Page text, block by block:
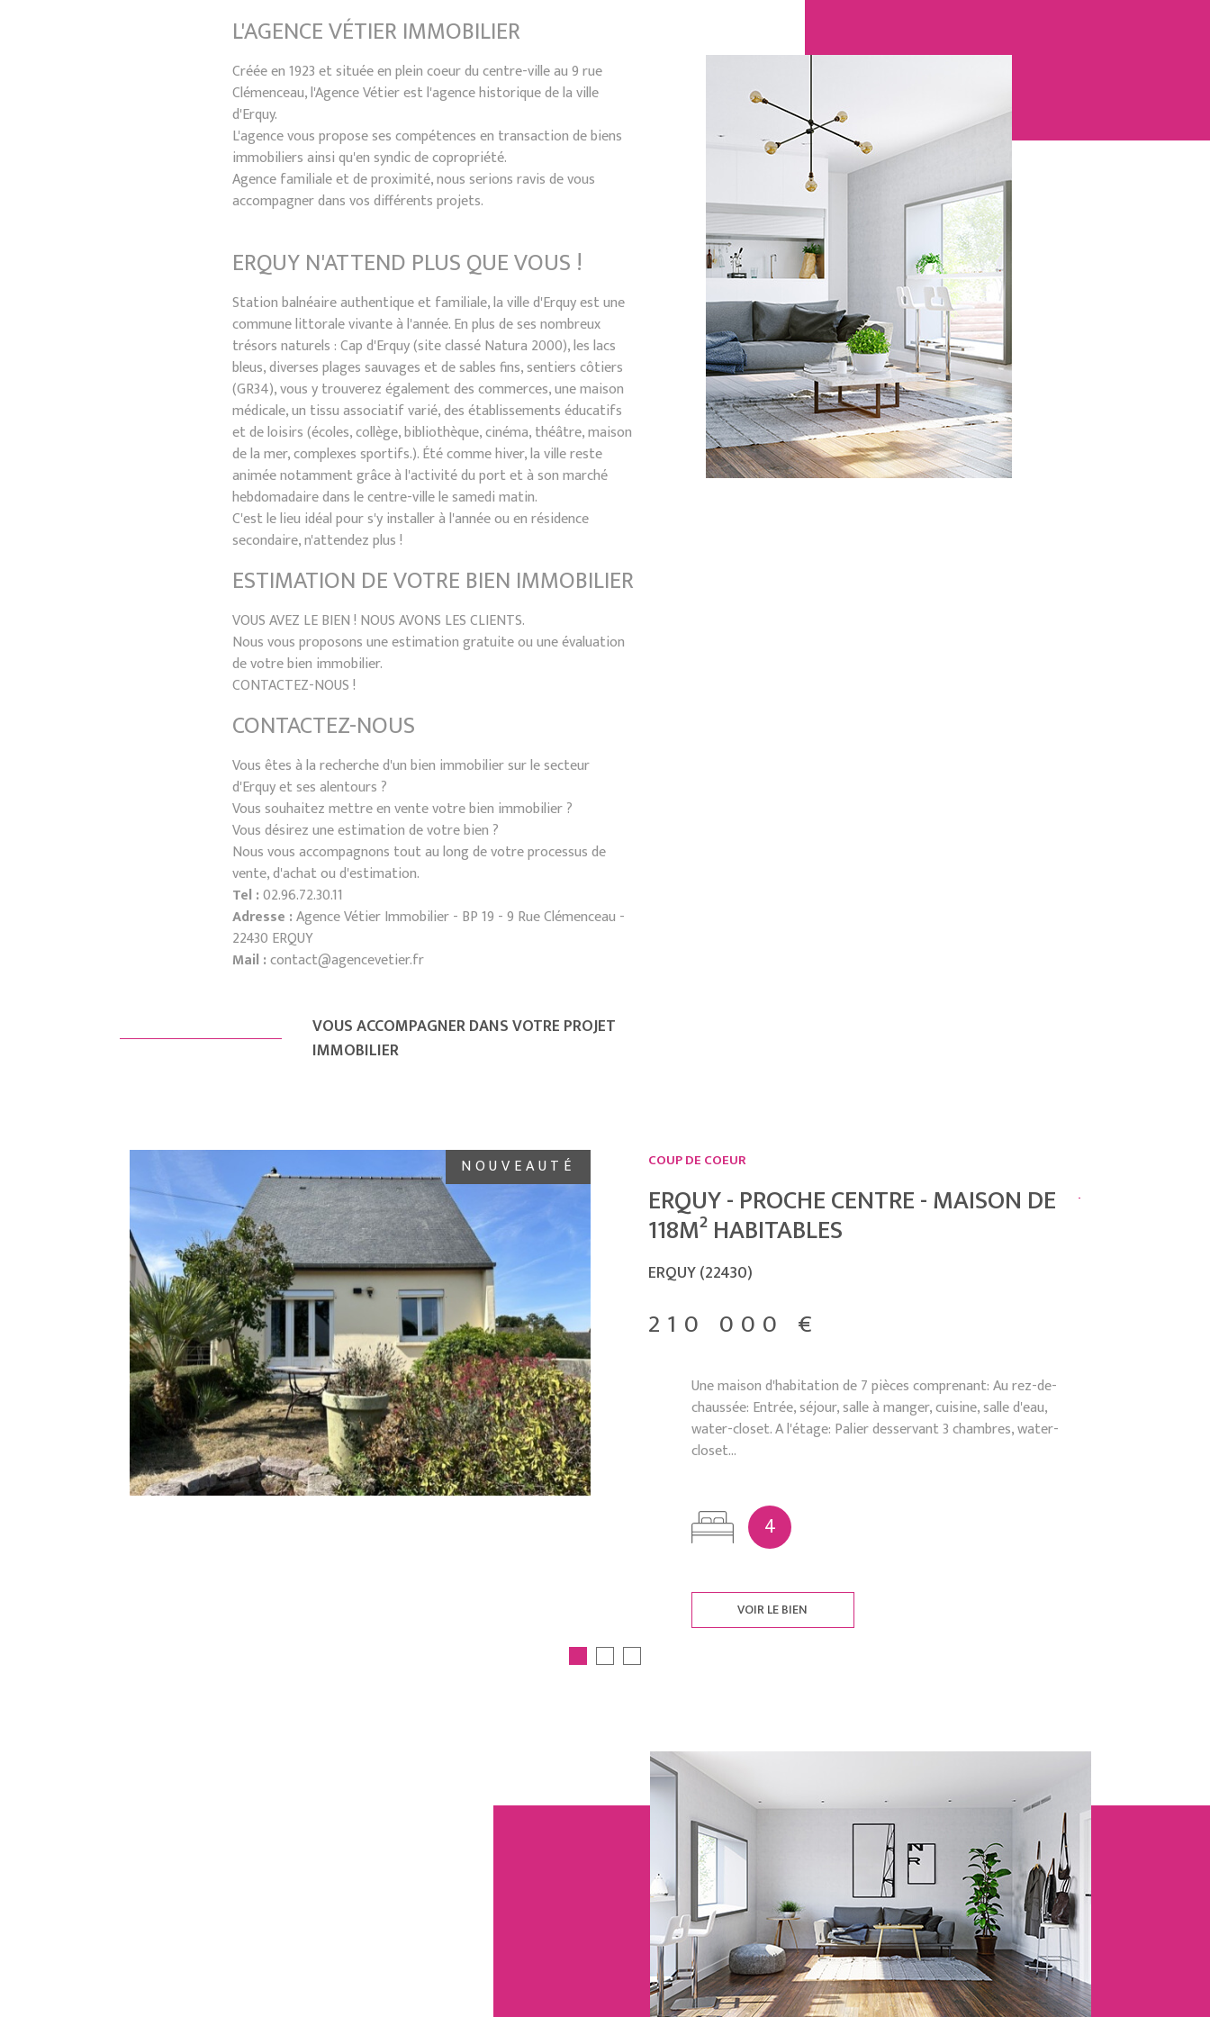
L'AGENCE VÉTIER IMMOBILIER
Créée en 1923 et située en plein coeur du centre-ville au 9 rue
Clémenceau, l'Agence Vétier est l'agence historique de la ville
d'Erquy.
L'agence vous propose ses compétences en transaction de biens
immobiliers ainsi qu'en syndic de copropriété.
Agence familiale et de proximité, nous serions ravis de vous
accompagner dans vos différents projets.
ERQUY N'ATTEND PLUS QUE VOUS !
Station balnéaire authentique et familiale, la ville d'Erquy est une
commune littorale vivante à l'année. En plus de ses nombreux
trésors naturels : Cap d'Erquy (site classé Natura 2000), les lacs
bleus, diverses plages sauvages et de sables fins, sentiers côtiers
(GR34), vous y trouverez également des commerces, une maison
médicale, un tissu associatif varié, des établissements éducatifs
et de loisirs (écoles, collège, bibliothèque, cinéma, théâtre, maison
de la mer, complexes sportifs.). Été comme hiver, la ville reste
animée notamment grâce à l'activité du port et à son marché
hebdomadaire dans le centre-ville le samedi matin.
C'est le lieu idéal pour s'y installer à l'année ou en résidence
secondaire, n'attendez plus !
ESTIMATION DE VOTRE BIEN IMMOBILIER
VOUS AVEZ LE BIEN ! NOUS AVONS LES CLIENTS.
Nous vous proposons une estimation gratuite ou une évaluation
de votre bien immobilier.
CONTACTEZ-NOUS !
CONTACTEZ-NOUS
Vous êtes à la recherche d'un bien immobilier sur le secteur
d'Erquy et ses alentours ?
Vous souhaitez mettre en vente votre bien immobilier ?
Vous désirez une estimation de votre bien ?
Nous vous accompagnons tout au long de votre processus de
vente, d'achat ou d'estimation.
Tel :02.96.72.30.11
Adresse :Agence Vétier Immobilier - BP 19 - 9 Rue Clémenceau -
22430 ERQUY
Mail :contact@agencevetier.fr
VOUS ACCOMPAGNER DANS VOTRE PROJET
IMMOBILIER
NOUVEAUTÉ COUP DE COEUR
ERQUY - PROCHE CENTRE - MAISON DE
118M² HABITABLES
ERQUY (22430)
210 000 €
Une maison d'habitation de 7 pièces comprenant: Au rez-de-
chaussée: Entrée, séjour, salle à manger, cuisine, salle d'eau,
water-closet. A l'étage: Palier desservant 3 chambres, water-
closet...
4
VOIR LE BIEN